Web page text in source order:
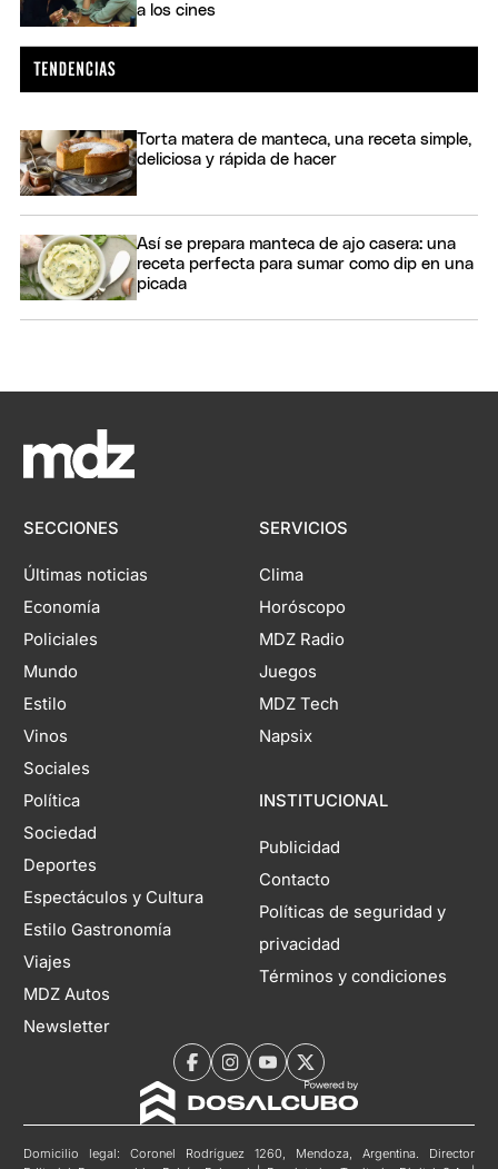
a los cines
Torta matera de manteca, una receta simple,
deliciosa y rápida de hacer
Así se prepara manteca de ajo casera: una
receta perfecta para sumar como dip en una
picada
SECCIONES
Últimas noticias
Economía
Policiales
Mundo
Estilo
Vinos
Sociales
Política
Sociedad
Deportes
Espectáculos y Cultura
Estilo Gastronomía
Viajes
MDZ Autos
Newsletter
SERVICIOS
Clima
Horóscopo
MDZ Radio
Juegos
MDZ Tech
Napsix
INSTITUCIONAL
Publicidad
Contacto
Políticas de seguridad y
privacidad
Términos y condiciones
Domicilio legal: Coronel Rodríguez 1260, Mendoza, Argentina. Director